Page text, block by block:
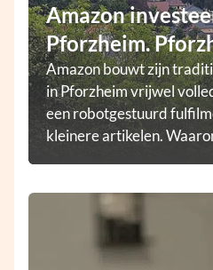
Amazon
Pforzheim.
Amazon bouwt zijn
in Pforzheim vrijwel
een robotgestuurd
kleinere artikelen.